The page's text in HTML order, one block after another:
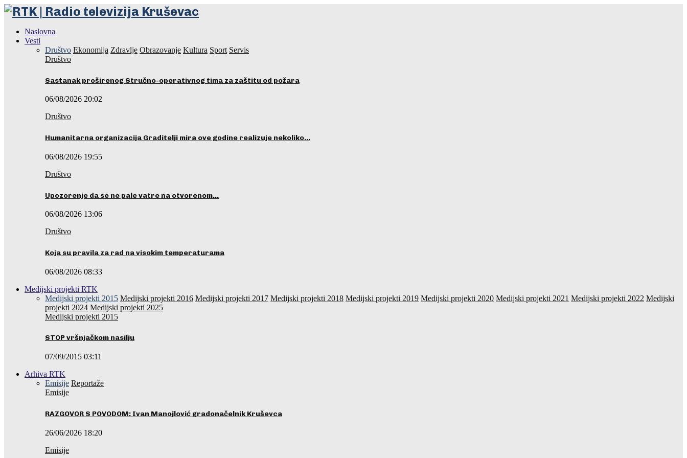
Naslovna
Vesti
Društvo Ekonomija Zdravlje Obrazovanje Kultura Sport Servis
Društvo
Sastanak proširenog Stručno-operativnog tima za zaštitu od požara
06/08/2026 20:02
Društvo
Humanitarna organizacija Graditelji mira ove godine realizuje nekoliko…
06/08/2026 19:55
Društvo
Upozorenje da se ne pale vatre na otvorenom…
06/08/2026 13:06
Društvo
Koja su pravila za rad na visokim temperaturama
06/08/2026 08:33
Medijski projekti RTK
Medijski projekti 2015 Medijski projekti 2016 Medijski projekti 2017 Medijski projekti 2018 Medijski projekti 2019 Medijski projekti 2020 Medijski projekti 2021 Medijski projekti 2022 Medijski
projekti 2024 Medijski projekti 2025
Medijski projekti 2015
STOP vršnjačkom nasilju
07/09/2015 03:11
Arhiva RTK
Emisije Reportaže
Emisije
RAZGOVOR S POVODOM: Ivan Manojlović gradonačelnik Kruševca
26/06/2026 18:20
Emisije